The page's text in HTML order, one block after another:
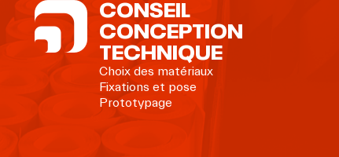
CONSEIL
CONCEPTION
TECHNIQUE
Choix des matériaux
Fixations et pose
Prototypage